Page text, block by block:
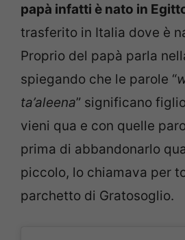
papà infatti è nato in
trasferito in Italia dove è
Proprio del papà parla
spiegando che le parole “
ta’aleena” significano
vieni qua e con quelle
prima di abbandonarlo
piccolo, lo chiamava per
parchetto di Gratosoglio.